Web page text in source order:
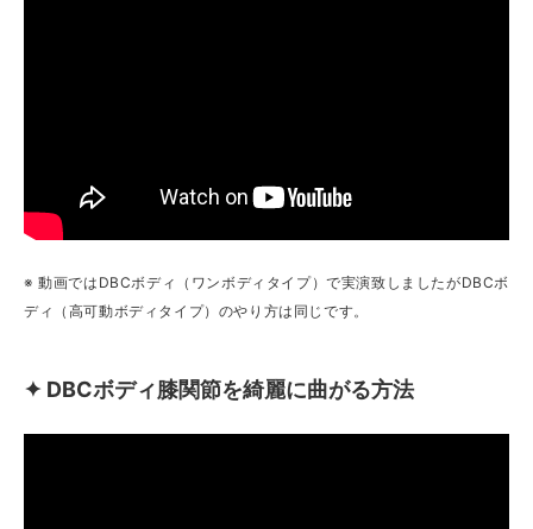
※ 動画ではDBCボディ（ワンボディタイプ）で実演致しましたがDBCボ
ディ（高可動ボディタイプ）のやり方は同じです。
✦ DBCボディ膝関節を綺麗に曲がる方法